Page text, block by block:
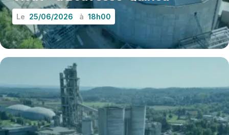
Le 25/06/2026 à 18h00
EN SAVOIR PLUS